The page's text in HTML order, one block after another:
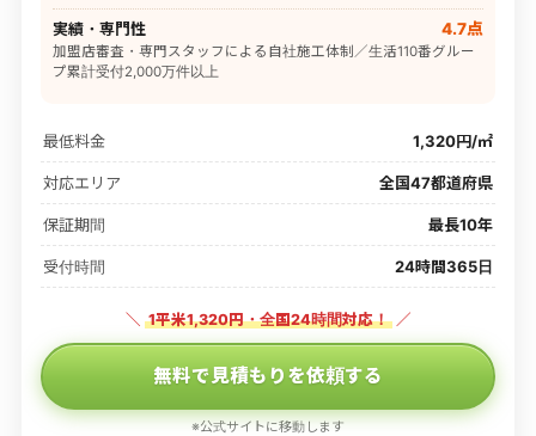
実績・専門性 4.7点
加盟店審査・専門スタッフによる自社施工体制／生活110番グルー
プ累計受付2,000万件以上
最低料金 1,320円/㎡
対応エリア 全国47都道府県
保証期間 最長10年
受付時間 24時間365日
＼ 1平米1,320円・全国24時間対応！ ／
無料で見積もりを依頼する
※公式サイトに移動します